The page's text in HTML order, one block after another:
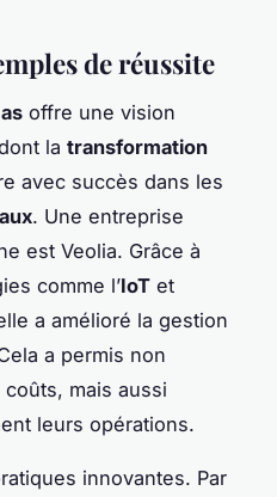
de réussite
offre une vision
la transformation
avec succès dans les
. Une entreprise
est Veolia. Grâce à
comme l’IoT et
a amélioré la gestion
a permis non
mais aussi
leurs opérations.
innovantes. Par